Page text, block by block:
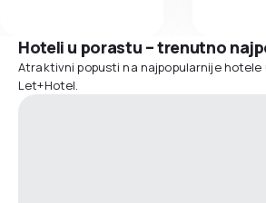
Hoteli u porastu – trenutno
Atraktivni popusti na najpopularnije hotele
Let+Hotel.